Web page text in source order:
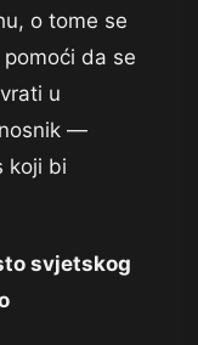
o tome se
da se
u
—
koji bi
svjetskog